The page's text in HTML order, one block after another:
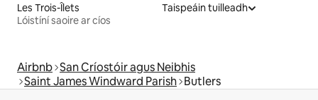
Les Trois-Îlets
Lóistíní saoire ar cíos
Taispeáin tuilleadh
Airbnb San Críostóir agus Neibhis
Saint James Windward Parish Butlers